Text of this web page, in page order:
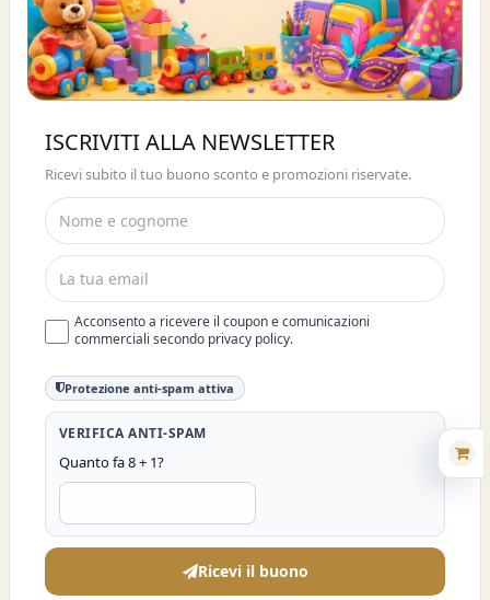
ISCRIVITI E OTTIENI SUBITO UNO
SCONTO DEL 10%
ISCRIVITI ALLA NEWSLETTER
Ricevi subito il tuo buono sconto e promozioni riservate.
Acconsento a ricevere il coupon e comunicazioni
commerciali secondo privacy policy.
Protezione anti-spam attiva
VERIFICA ANTI-SPAM
Quanto fa 8 + 1?
Ricevi il buono